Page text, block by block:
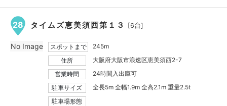
28 タイムズ恵美須西第１３ [6台]
スポットまで
245m
住所
大阪府大阪市浪速区恵美須西2-7
営業時間
24時間入出庫可
駐車サイズ
全長5m 全幅1.9m 全高2.1m 重量2.5t
駐車場形態
No Image